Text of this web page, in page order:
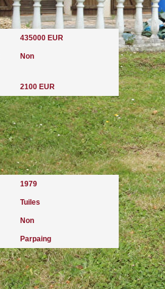
435000 EUR
Non
2100 EUR
1979
Tuiles
Non
Parpaing